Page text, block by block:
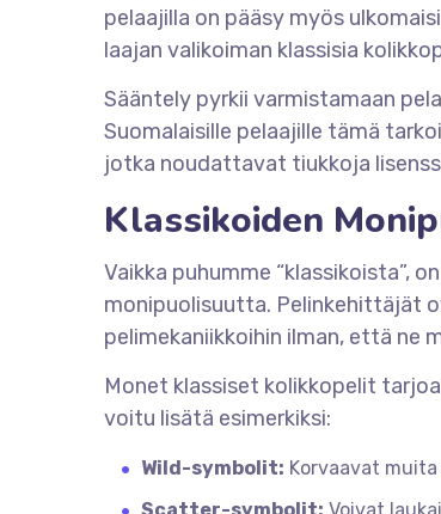
pelaajilla on pääsy myös
laajan valikoiman klassisia
Sääntely pyrkii varmistamaan
Suomalaisille pelaajille tämä
jotka noudattavat tiukkoja
Klassikoiden
Vaikka puhumme “klassikoista”,
monipuolisuutta. Pelinkehittäjät
pelimekaniikkoihin ilman, että ne
Monet klassiset kolikkopelit
voitu lisätä esimerkiksi:
Wild-symbolit: Korvaavat